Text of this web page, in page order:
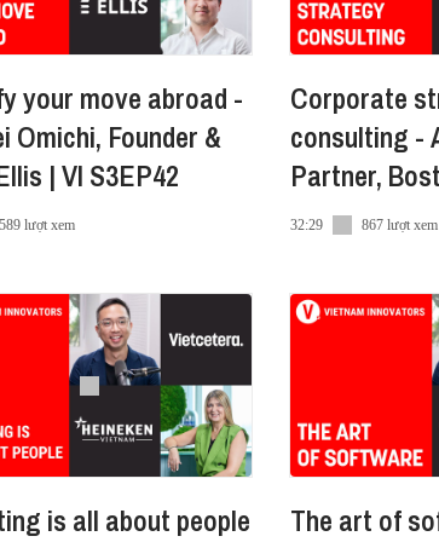
tại:
huu-miro-24844583/
trên App luôn rồi đấy. Tải ngay về
your move abroad -
Omichi, Founder &
| VI S3EP42
589 lượt xem
Corporate
consulting -
Partner,
Group
32:29 867 lượt xem
is all about people
The art of